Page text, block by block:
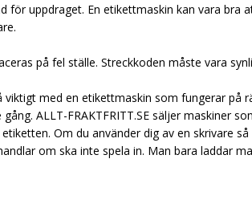
2026 ] Citronsyra köpa: Dina Bästa Inköpsalternativ
för uppdraget. En etikettmaskin kan vara bra
på fel ställe. Streckkoden måste vara
med en etikettmaskin som fungerar på
ALLT-FRAKTFRITT.SE säljer maskiner
Om du använder dig av en skrivare
om ska inte spela in. Man bara laddar